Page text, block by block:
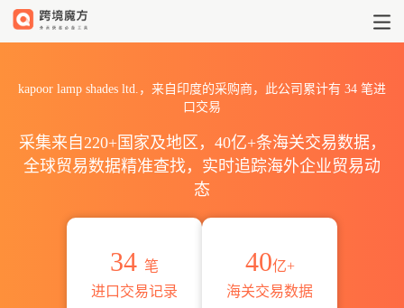
kapoor lamp shades ltd.，来自印度的采购商，此公司累计有 34 笔进
口交易
采集来自220+国家及地区，40亿+条海关交易数据，
全球贸易数据精准查找，实时追踪海外企业贸易动
态
34 笔
进口交易记录
40亿+
海关交易数据